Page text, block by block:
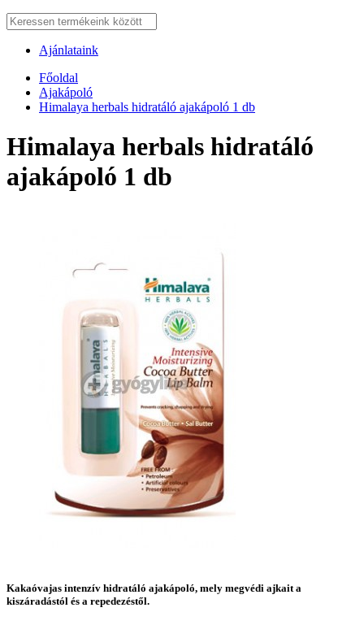
Ajánlataink
Főoldal
Ajakápoló
Himalaya herbals hidratáló ajakápoló 1 db
Himalaya herbals hidratáló
ajakápoló 1 db
Kakaóvajas intenzív hidratáló ajakápoló, mely megvédi ajkait a
kiszáradástól és a repedezéstől.